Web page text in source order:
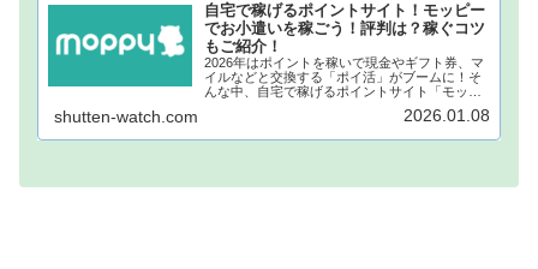
自宅で稼げるポイントサイト！モッピー
でお小遣いを稼ごう！評判は？稼ぐコツ
もご紹介！
2026年はポイントを稼いで現金やギフト券、マ
イルなどと交換する「ポイ活」がブームに！そ
んな中、自宅で稼げるポイントサイト「モッピ
自宅でポイントを稼げば、あなたも月1万円稼ぐ
shutten-watch.com 2026.01.08